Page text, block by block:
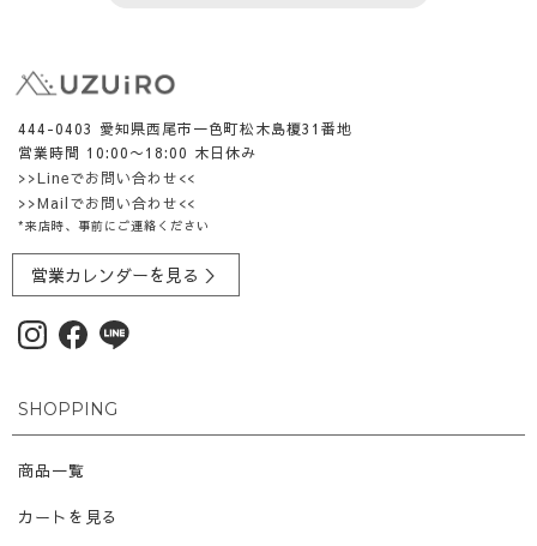
444-0403 愛知県西尾市一色町松木島榎31番地
営業時間 10:00〜18:00 木日休み
>>Lineでお問い合わせ<<
>>Mailでお問い合わせ<<
*来店時、事前にご連絡ください
営業カレンダーを見る ＞
SHOPPING
商品一覧
カートを見る